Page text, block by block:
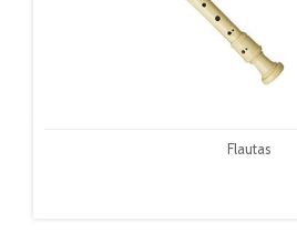
Flautas